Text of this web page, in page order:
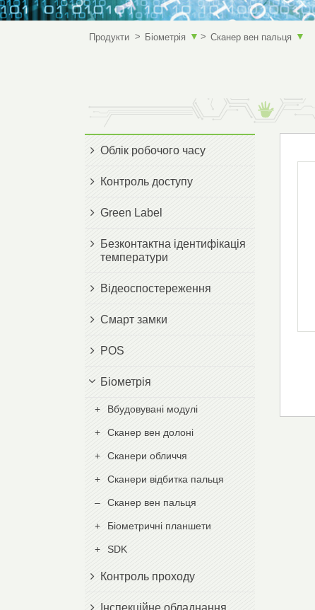
Продукти Біометрія ▼ Сканер вен пальця ▼
Облік робочого часу
Контроль доступу
Green Label
Безконтактна ідентифікація
температури
Відеоспостереження
Смарт замки
POS
Біометрія
Вбудовувані модулі
Сканер вен долоні
Сканери обличчя
Сканери відбитка пальця
Сканер вен пальця
Біометричні планшети
SDK
Контроль проходу
Інспекційне обладнання